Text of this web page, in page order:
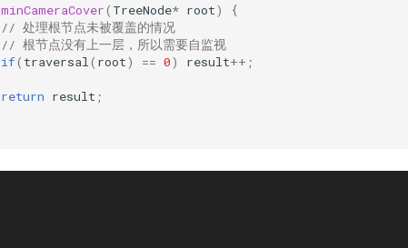
minCameraCover( TreeNode* root)
{
// 处理根节点未被覆盖的情况
// 根节点没有上一层，所以需要自监视
if( traversal ( root) == 0) result++ ;
return result ;